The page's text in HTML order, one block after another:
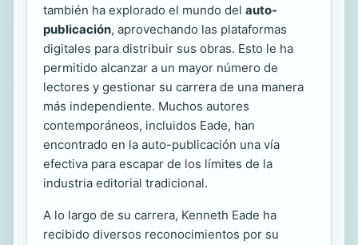
también ha explorado el mundo del auto-
publicación, aprovechando las plataformas
digitales para distribuir sus obras. Esto le ha
permitido alcanzar a un mayor número de
lectores y gestionar su carrera de una manera
más independiente. Muchos autores
contemporáneos, incluidos Eade, han
encontrado en la auto-publicación una vía
efectiva para escapar de los límites de la
industria editorial tradicional.
A lo largo de su carrera, Kenneth Eade ha
recibido diversos reconocimientos por su